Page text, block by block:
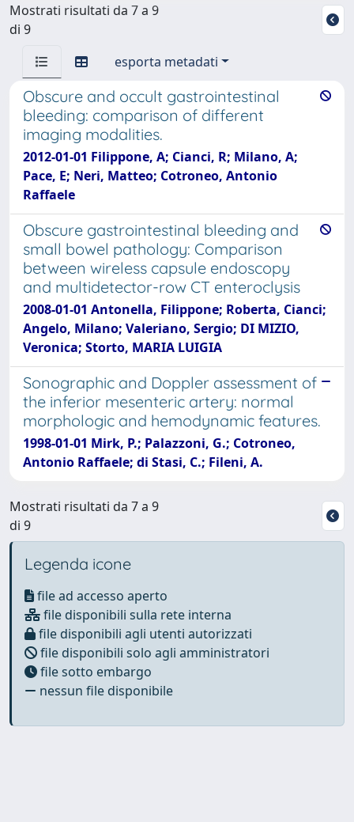
Mostrati risultati da 7 a 9
di 9
esporta metadati
Obscure and occult gastrointestinal
bleeding: comparison of different
imaging modalities.
2012-01-01 Filippone, A; Cianci, R; Milano, A;
Pace, E; Neri, Matteo; Cotroneo, Antonio
Raffaele
Obscure gastrointestinal bleeding and
small bowel pathology: Comparison
between wireless capsule endoscopy
and multidetector-row CT enteroclysis
2008-01-01 Antonella, Filippone; Roberta, Cianci;
Angelo, Milano; Valeriano, Sergio; DI MIZIO,
Veronica; Storto, MARIA LUIGIA
Sonographic and Doppler assessment of
the inferior mesenteric artery: normal
morphologic and hemodynamic features.
1998-01-01 Mirk, P.; Palazzoni, G.; Cotroneo,
Antonio Raffaele; di Stasi, C.; Fileni, A.
Mostrati risultati da 7 a 9
di 9
Legenda icone
file ad accesso aperto
file disponibili sulla rete interna
file disponibili agli utenti autorizzati
file disponibili solo agli amministratori
file sotto embargo
nessun file disponibile